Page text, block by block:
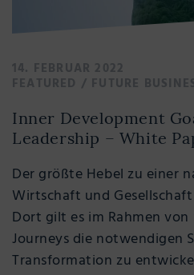
14. FEBRUAR 2022
FEATURED / FUTURE
Inner Development
Leadership – White
Der größte Hebel zu einer
Wirtschaft und
Dort gilt es im Rahmen
Journeys die notwendigen
Transformation zu